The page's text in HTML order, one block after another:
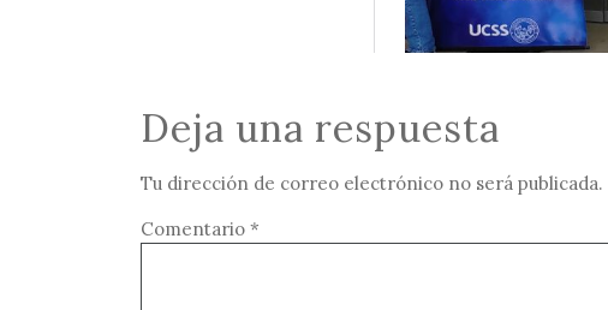
Deja una respuesta
Tu dirección de correo electrónico no será publicada.
Comentario *